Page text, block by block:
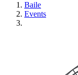
Baile
Events